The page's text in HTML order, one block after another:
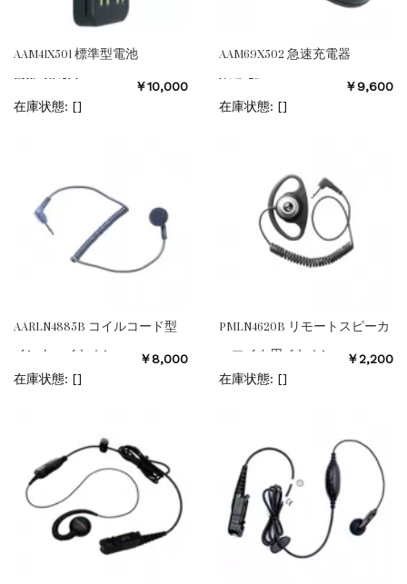
AAM41X501 標準型電池
FNB−V145LI
￥10,000
在庫状態: []
AAM69X502 急速充電器
VAC−70
￥9,600
在庫状態: []
AARLN4885B コイルコード型
インナーイヤホン
￥8,000
在庫状態: []
PMLN4620B リモートスピーカ
ーマイク用イヤホン
￥2,200
在庫状態: []